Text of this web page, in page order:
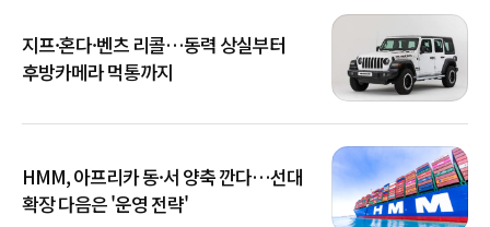
지프·혼다·벤츠 리콜…동력 상실부터
후방카메라 먹통까지
HMM, 아프리카 동·서 양축 깐다…선대
확장 다음은 '운영 전략'